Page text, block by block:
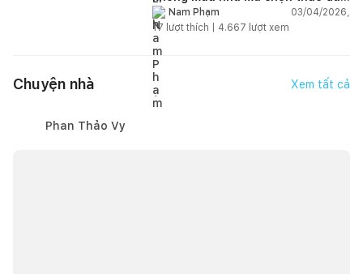
hạn?Nam Phạm
03/04/2026,
17 lượt thích | 4.667 lượt xem
Chuyện nhà Xem tất cả
Phan Thảo Vy